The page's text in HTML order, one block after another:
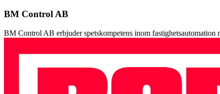
BM Control AB
BM Control AB erbjuder spetskompetens inom fastighetsautomation